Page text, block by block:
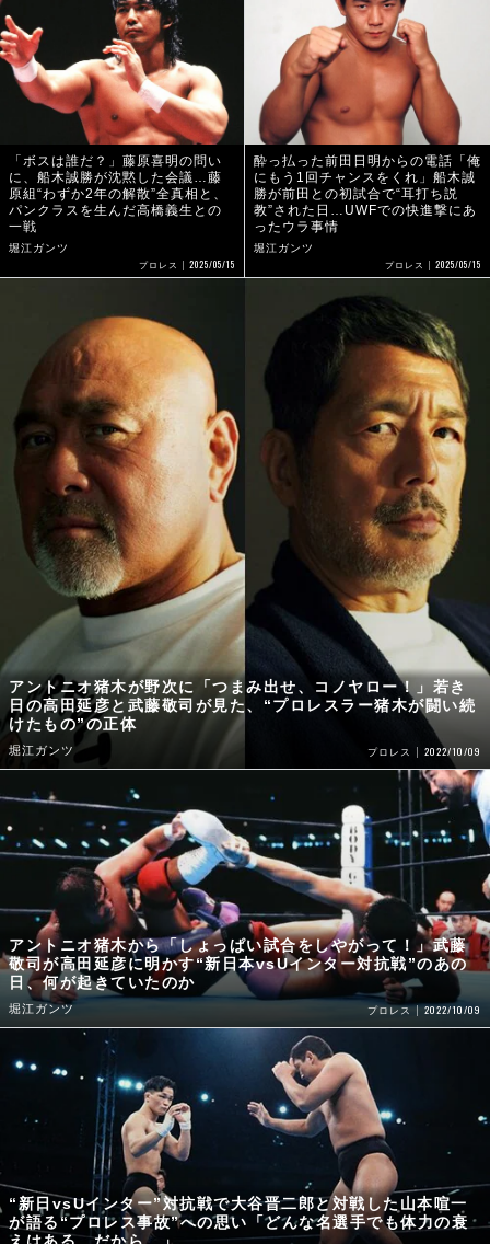
「ボスは誰だ？」藤原喜明の問い
に、船木誠勝が沈黙した会議…藤
原組“わずか2年の解散”全真相と、
パンクラスを生んだ高橋義生との
一戦
堀江ガンツ
プロレス 2025/05/15
酔っ払った前田日明からの電話「俺
にもう1回チャンスをくれ」船木誠
勝が前田との初試合で“耳打ち説
教”された日…UWFでの快進撃にあ
ったウラ事情
堀江ガンツ
プロレス 2025/05/15
アントニオ猪木が野次に「つまみ出せ、コノヤロー！」若き
日の高田延彦と武藤敬司が見た、“プロレスラー猪木が闘い続
けたもの”の正体
堀江ガンツ プロレス 2022/10/09
アントニオ猪木から「しょっぱい試合をしやがって！」武藤
敬司が高田延彦に明かす“新日本vsUインター対抗戦”のあの
日、何が起きていたのか
堀江ガンツ プロレス 2022/10/09
“新日vsUインター”対抗戦で大谷晋二郎と対戦した山本喧一
が語る“プロレス事故”への思い「どんな名選手でも体力の衰